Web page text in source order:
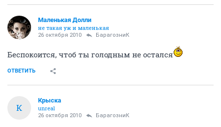
Маленькая Долли
не такая уж и маленькая
26 октября 2010 БарагозниК
Беспокоится, чтоб ты голодным не остался
ОТВЕТИТЬ
К
Крыска
unreal
26 октября 2010 БарагозниК